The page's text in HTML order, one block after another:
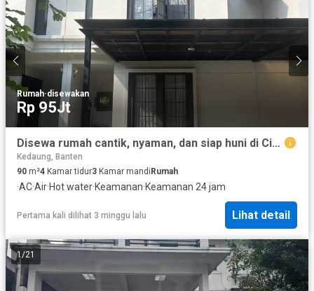
Rumah·disewakan
Rp 95Jt
Disewa rumah cantik, nyaman, dan siap huni di Citra Garden Bintaro
Kedaung, Banten
90 m²4 Kamar tidur3 Kamar mandi Rumah
·AC·Air·Hot water·Keamanan·Keamanan 24 jam
Pertama kali dilihat 3 minggu lalu Lihat detail
1/21